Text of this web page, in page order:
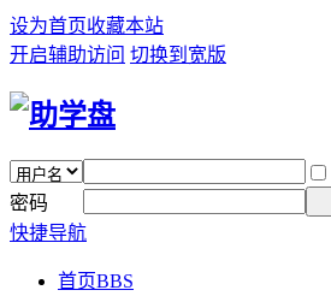
设为首页收藏本站
开启辅助访问 切换到宽版
密码
快捷导航
首页BBS